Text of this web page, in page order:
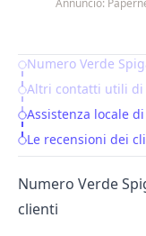
Annuncio:
Table of Contents
Numero Verde
Altri contatti utili di
Assistenza locale
Le recensioni dei
Numero Verde
clienti